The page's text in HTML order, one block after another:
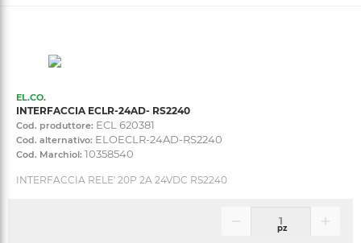
EL.CO.
INTERFACCIA ECLR-24AD- RS2240
Cod. produttore: ECL 620381
Cod. alternativo: ELOECLR-24AD-RS2240
Cod. Marchiol: 10358540
INTERFACCIA RELE' 20P 2A 24VDC RS2240
pz